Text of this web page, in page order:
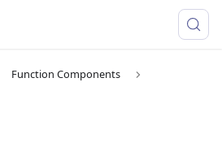
Function Components